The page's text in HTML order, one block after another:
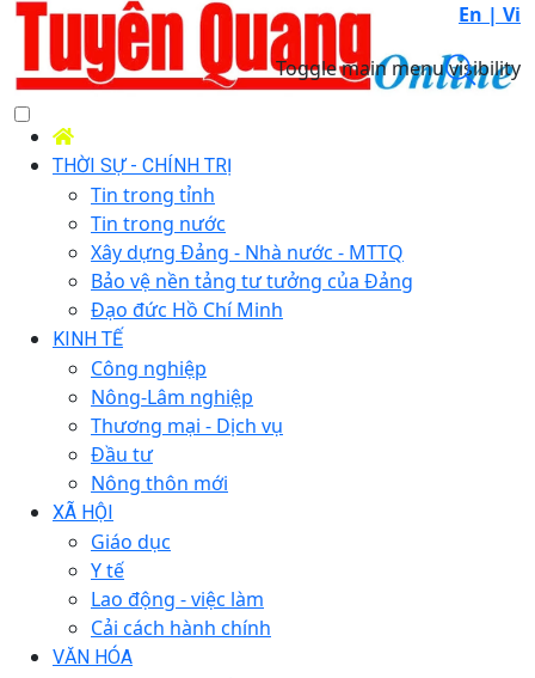
En | Vi
Toggle main menu visibility
THỜI SỰ - CHÍNH TRỊ
Tin trong tỉnh
Tin trong nước
Xây dựng Đảng - Nhà nước - MTTQ
Bảo vệ nền tảng tư tưởng của Đảng
Đạo đức Hồ Chí Minh
KINH TẾ
Công nghiệp
Nông-Lâm nghiệp
Thương mại - Dịch vụ
Đầu tư
Nông thôn mới
XÃ HỘI
Giáo dục
Y tế
Lao động - việc làm
Cải cách hành chính
VĂN HÓA